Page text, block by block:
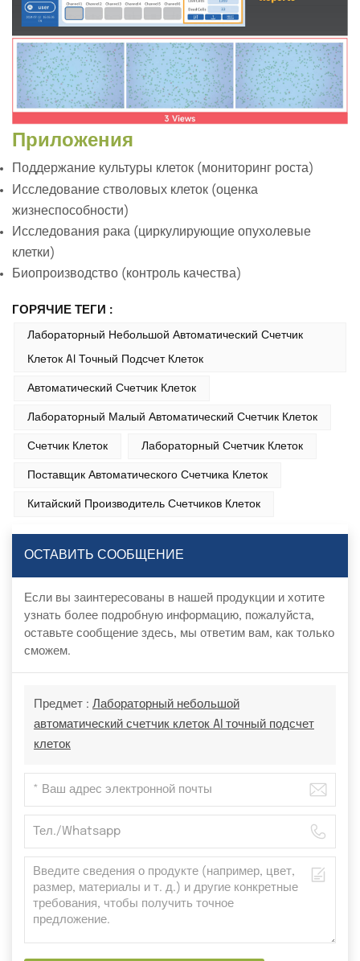
Приложения
Поддержание культуры клеток (мониторинг роста)
Исследование стволовых клеток (оценка
жизнеспособности)
Исследования рака (циркулирующие опухолевые
клетки)
Биопроизводство (контроль качества)
ГОРЯЧИЕ ТЕГИ :
Лабораторный Небольшой Автоматический Счетчик
Клеток AI Точный Подсчет Клеток
Автоматический Счетчик Клеток
Лабораторный Малый Автоматический Счетчик Клеток
Счетчик Клеток Лабораторный Счетчик Клеток
Поставщик Автоматического Счетчика Клеток
Китайский Производитель Счетчиков Клеток
ОСТАВИТЬ СООБЩЕНИЕ
Если вы заинтересованы в нашей продукции и хотите
узнать более подробную информацию, пожалуйста,
оставьте сообщение здесь, мы ответим вам, как только
сможем.
Предмет : Лабораторный небольшой
автоматический счетчик клеток AI точный подсчет
клеток